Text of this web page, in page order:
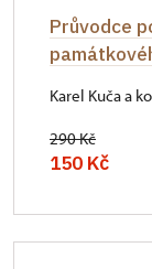
Průvodce
Karel Kuča a
290 Kč
150 Kč